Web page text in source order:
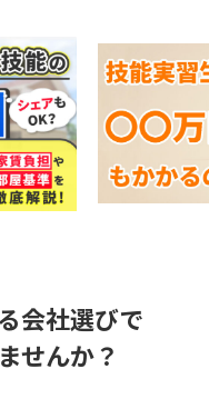
会社選びで
せんか？